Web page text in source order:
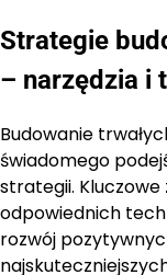
Strategie
– narzędzia i
Budowanie
świadomego
strategii.
odpowiednich
rozwój